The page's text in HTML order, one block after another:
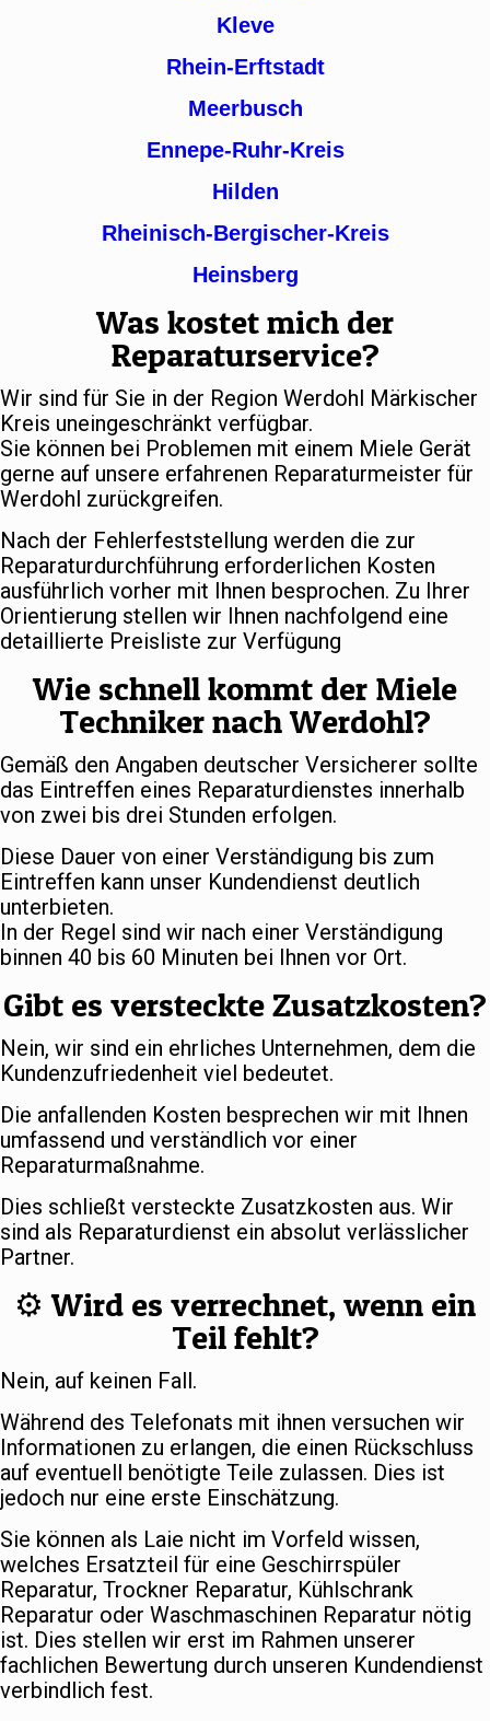
Kleve
Rhein-Erftstadt
Meerbusch
Ennepe-Ruhr-Kreis
Hilden
Rheinisch-Bergischer-Kreis
Heinsberg
Was kostet mich der
Reparaturservice?
Wir sind für Sie in der Region Werdohl Märkischer
Kreis uneingeschränkt verfügbar.
Sie können bei Problemen mit einem Miele Gerät
gerne auf unsere erfahrenen Reparaturmeister für
Werdohl zurückgreifen.
Nach der Fehlerfeststellung werden die zur
Reparaturdurchführung erforderlichen Kosten
ausführlich vorher mit Ihnen besprochen. Zu Ihrer
Orientierung stellen wir Ihnen nachfolgend eine
detaillierte Preisliste zur Verfügung
Wie schnell kommt der Miele
Techniker nach Werdohl?
Gemäß den Angaben deutscher Versicherer sollte
das Eintreffen eines Reparaturdienstes innerhalb
von zwei bis drei Stunden erfolgen.
Diese Dauer von einer Verständigung bis zum
Eintreffen kann unser Kundendienst deutlich
unterbieten.
In der Regel sind wir nach einer Verständigung
binnen 40 bis 60 Minuten bei Ihnen vor Ort.
Gibt es versteckte Zusatzkosten?
Nein, wir sind ein ehrliches Unternehmen, dem die
Kundenzufriedenheit viel bedeutet.
Die anfallenden Kosten besprechen wir mit Ihnen
umfassend und verständlich vor einer
Reparaturmaßnahme.
Dies schließt versteckte Zusatzkosten aus. Wir
sind als Reparaturdienst ein absolut verlässlicher
Partner.
⚙️ Wird es verrechnet, wenn ein
Teil fehlt?
Nein, auf keinen Fall.
Während des Telefonats mit ihnen versuchen wir
Informationen zu erlangen, die einen Rückschluss
auf eventuell benötigte Teile zulassen. Dies ist
jedoch nur eine erste Einschätzung.
Sie können als Laie nicht im Vorfeld wissen,
welches Ersatzteil für eine Geschirrspüler
Reparatur, Trockner Reparatur, Kühlschrank
Reparatur oder Waschmaschinen Reparatur nötig
ist. Dies stellen wir erst im Rahmen unserer
fachlichen Bewertung durch unseren Kundendienst
verbindlich fest.